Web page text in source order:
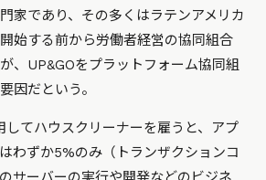
家であり、その多くはラテンアメリカ
始する前から労働者経営の協同組合
、UP&GOをプラットフォーム協同組
因だという。
してハウスクリーナーを雇うと、アプ
わずか5%のみ（トランザクションコ